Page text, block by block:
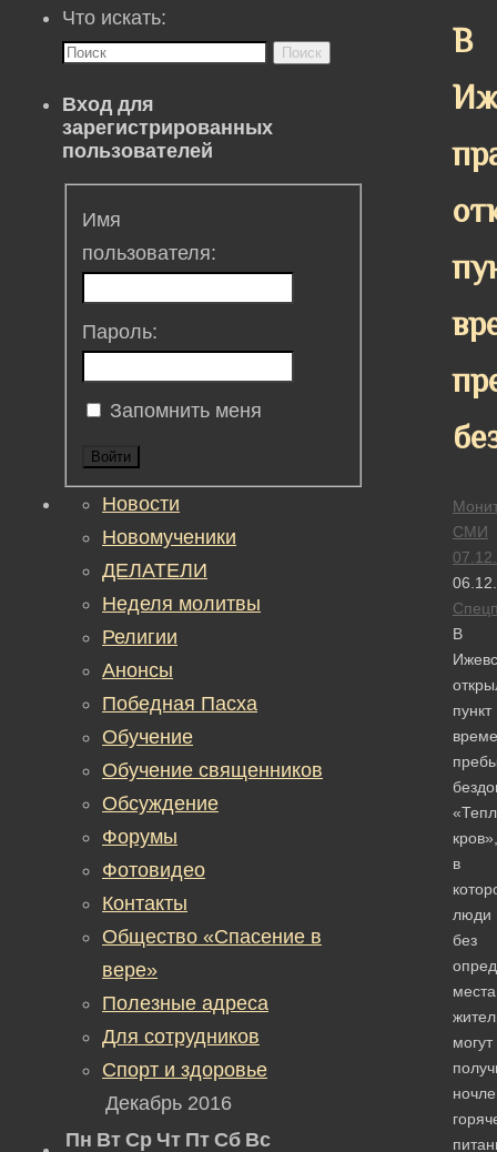
В
СМИ
В
пункт
кров»,
в
люди
без
места
могут
Что искать:
Поиск
Вход для
зарегистрированных
пользователей
Имя
пользователя:
Пароль:
Запомнить меня
Войти
Новости
Новомученики
ДЕЛАТЕЛИ
Неделя молитвы
Религии
Анонсы
Победная Пасха
Обучение
Обучение священников
Обсуждение
Форумы
Фотовидео
Контакты
Общество «Спасение в
вере»
Полезные адреса
Для сотрудников
Спорт и здоровье
Декабрь 2016
Пн Вт Ср Чт Пт Сб Вс